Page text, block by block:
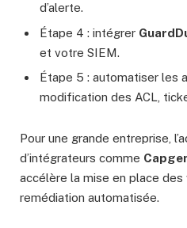
d’alerte.
Étape 4 : intégrer
et votre SIEM.
Étape 5 : automatiser les
modification des ACL,
Pour une grande entreprise,
d’intégrateurs comme
accélère la mise en place
remédiation automatisée.